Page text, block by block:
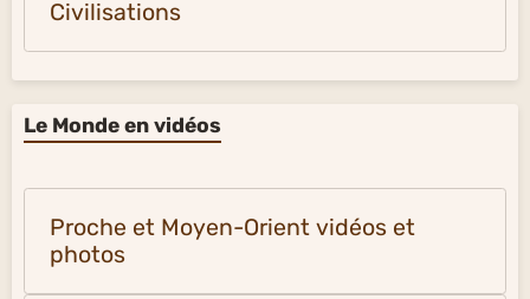
Civilisations
Le Monde en vidéos
Proche et Moyen-Orient vidéos et
photos